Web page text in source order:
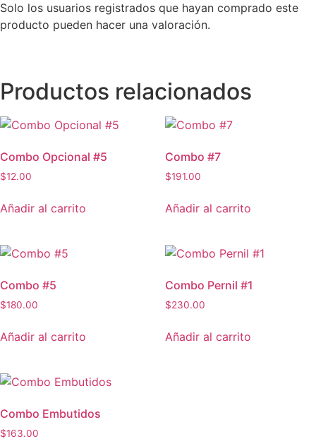
Solo los usuarios registrados que hayan comprado este
producto pueden hacer una valoración.
Productos relacionados
Combo Opcional #5
$12.00
Añadir al carrito
Combo #7
$191.00
Añadir al carrito
Combo #5
$180.00
Añadir al carrito
Combo Pernil #1
$230.00
Añadir al carrito
Combo Embutidos
$163.00